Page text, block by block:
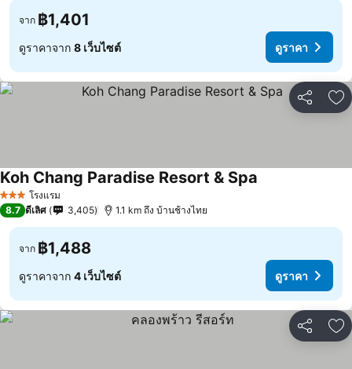
จาก ฿1,401
ดูราคาจาก 8 เว็บไซต์ ดูราคา
แชร์ เ
3 ดาว โรงแรม
Koh Chang Paradise Resort & Spa
8.7 ดีเลิศ 3,405 1.1 km ถึง บ้านช้างไทย
จาก ฿1,488
ดูราคาจาก 4 เว็บไซต์ ดูราคา
แชร์ เ